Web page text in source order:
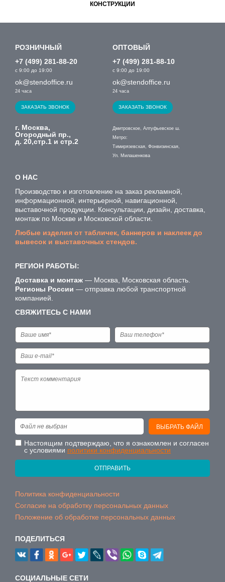
КОНСТРУКЦИИ
РОЗНИЧНЫЙ
+7 (499) 281-88-20
с 9:00 до 19:00
ok@stendoffice.ru
24 часа
ЗАКАЗАТЬ ЗВОНОК
ОПТОВЫЙ
+7 (499) 281-88-10
с 9:00 до 19:00
ok@stendoffice.ru
24 часа
ЗАКАЗАТЬ ЗВОНОК
г. Москва,
Огородный пр.,
д. 20,стр.1 и стр.2
Дмитровское, Алтуфьевское ш.
Метро:
Тимирязевская, Фонвизинская,
Ул. Милашенкова
О НАС
Производство и изготовление на заказ рекламной,
информационной, интерьерной, навигационной,
выставочной продукции. Консультации, дизайн, доставка,
монтаж по Москве и Московской области.
Любые изделия от табличек, баннеров и наклеек до
вывесок и выставочных стендов.
РЕГИОН РАБОТЫ:
Доставка и монтаж — Москва, Московская область.
Регионы России — отправка любой транспортной
компанией.
СВЯЖИТЕСЬ С НАМИ
ВЫБРАТЬ ФАЙЛ
Файл не выбран
Настоящим подтверждаю, что я ознакомлен и согласен
с условиями политики конфиденциальности
ОТПРАВИТЬ
Политика конфиденциальности
Согласие на обработку персональных данных
Положение об обработке персональных данных
ПОДЕЛИТЬСЯ
CОЦИАЛЬНЫЕ СЕТИ